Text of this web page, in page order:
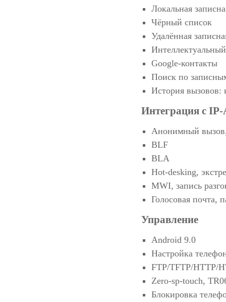
Локальная
Чёрный список
Удалённая
Google-контакты
Поиск по
История вызовов:
Интеграция с
Анонимный
BLF
BLA
Hot-desking,
MWI, запись
Голосовая почта,
Управление
Android 9.0
Настройка
FTP/TFTP/HTTP/
Zero-sp-touch,
Блокировка